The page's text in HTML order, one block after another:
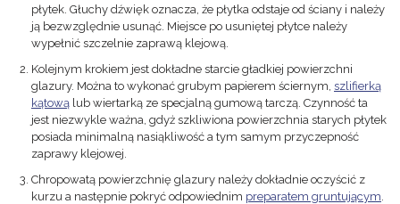
płytek. Głuchy dźwięk oznacza, że płytka odstaje od ściany i należy
ją bezwzględnie usunąć. Miejsce po usuniętej płytce należy
wypełnić szczelnie zaprawą klejową.
Kolejnym krokiem jest dokładne starcie gładkiej powierzchni
glazury. Można to wykonać grubym papierem ściernym, szlifierką
kątową lub wiertarką ze specjalną gumową tarczą. Czynność ta
jest niezwykle ważna, gdyż szkliwiona powierzchnia starych płytek
posiada minimalną nasiąkliwość a tym samym przyczepność
zaprawy klejowej.
Chropowatą powierzchnię glazury należy dokładnie oczyścić z
kurzu a następnie pokryć odpowiednim preparatem gruntującym.